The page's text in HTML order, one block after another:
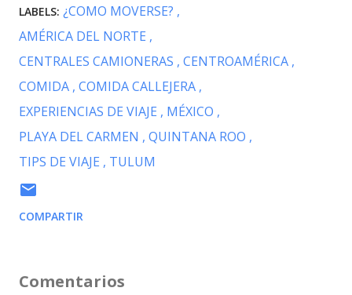
LABELS: ¿COMO MOVERSE?
AMÉRICA DEL NORTE
CENTRALES CAMIONERAS CENTROAMÉRICA
COMIDA COMIDA CALLEJERA
EXPERIENCIAS DE VIAJE
MÉXICO
PLAYA DEL CARMEN
QUINTANA ROO
TIPS DE VIAJE
TULUM
COMPARTIR
Comentarios